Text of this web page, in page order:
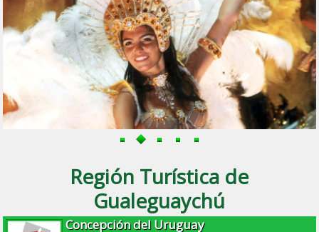
Región Turística de
Gualeguaychú
Concepción del Uruguay